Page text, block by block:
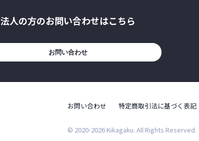
法人の方のお問い合わせはこちら
お問い合わせ
お問い合わせ 特定商取引法に基づく表記
© 2020-2026 Kikagaku. All Rights Reserved.